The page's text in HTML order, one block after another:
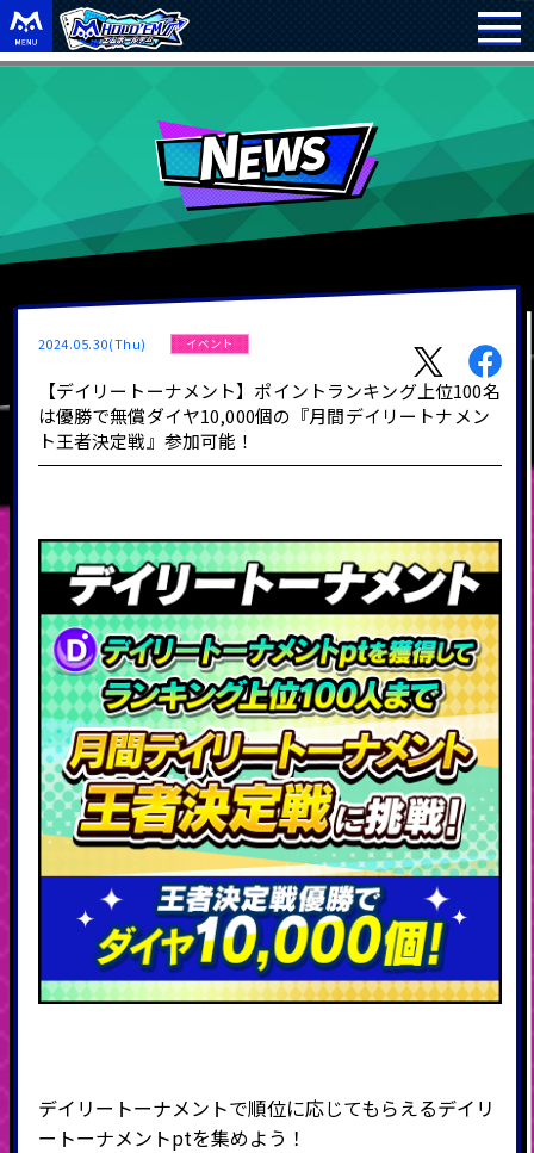
2024.05.30(Thu) イベント
【デイリートーナメント】ポイントランキング上位100名
は優勝で無償ダイヤ10,000個の『月間デイリートナメン
ト王者決定戦』参加可能！
デイリートーナメントで順位に応じてもらえるデイリ
ートーナメントptを集めよう！